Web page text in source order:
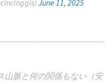
June 11, 2025
山脈と何の関係もない（安